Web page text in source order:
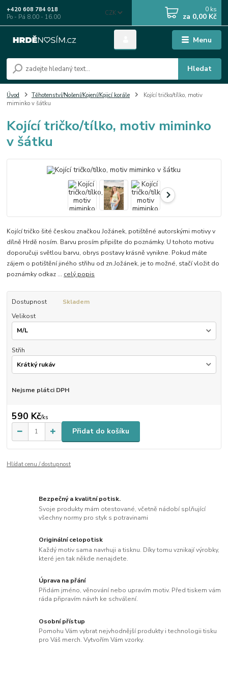
Menu
CZK
Hledat
+420 608 784 018
Po - Pá 8.00 - 16.00
0 ks
za 0,00 Kč
Úvod Těhotenství/Nošení/Kojení/Kojicí korále
Kojící tričko/tílko, motiv
miminko v šátku
Kojící tričko/tílko, motiv miminko
v šátku
Kojící tričko šité českou značkou Jožánek, potištěné autorskými motivy v
dílně Hrdě nosím. Barvu prosím připište do poznámky. U tohoto motivu
doporučuji světlou barvu, obrys postavy krásně vynikne. Pokud máte
zájem o potištění jiného střihu od zn.Jožánek, je to možné, stačí vložit do
poznámky odkaz ... celý popis
Dostupnost
Skladem
Velikost
Střih
Nejsme plátci DPH
590 Kč/ks
Přidat do košíku
Hlídat cenu / dostupnost
Bezpečný a kvalitní potisk.
Svoje produkty mám otestované, včetně nádobí splňující
všechny normy pro styk s potravinami
Originální celopotisk
Každý motiv sama navrhuji a tisknu. Díky tomu vznikají výrobky,
které jen tak někde nenajdete.
Úprava na přání
Přidám jméno, věnování nebo upravím motiv. Před tiskem vám
ráda připravím návrh ke schválení.
Osobní přístup
Pomohu Vám vybrat nejvhodnější produkty i technologii tisku
pro Váš merch. Vytvořím Vám vzorky.